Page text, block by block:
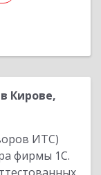
Кирове,
ИТС)
фирмы 1С.